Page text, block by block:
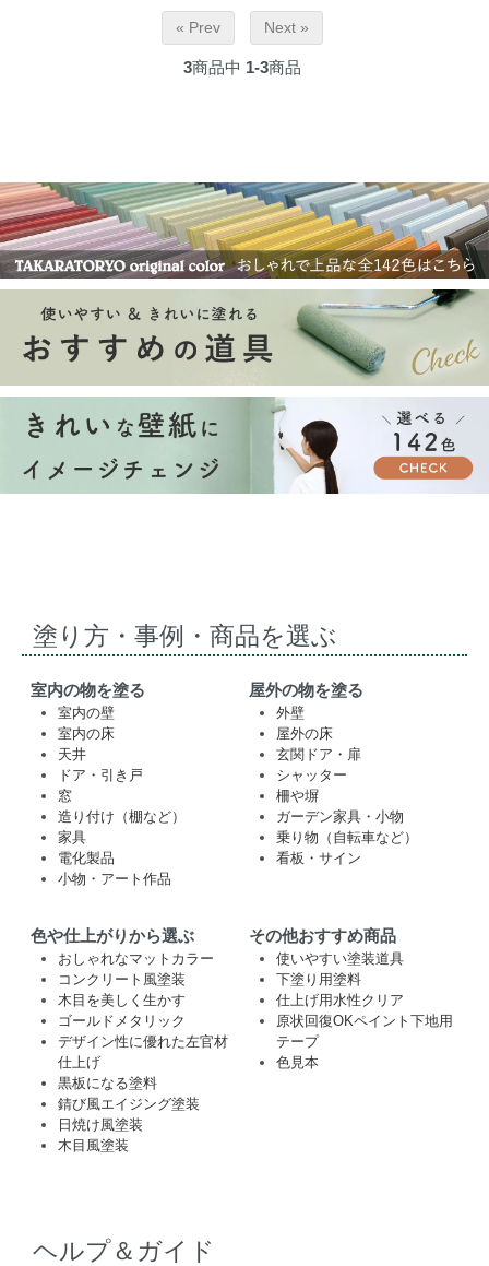
« Prev Next »
3商品中 1-3商品
塗り方・事例・商品を選ぶ
室内の物を塗る
室内の壁
室内の床
天井
ドア・引き戸
窓
造り付け（棚など）
家具
電化製品
小物・アート作品
屋外の物を塗る
外壁
屋外の床
玄関ドア・扉
シャッター
柵や塀
ガーデン家具・小物
乗り物（自転車など）
看板・サイン
色や仕上がりから選ぶ
おしゃれなマットカラー
コンクリート風塗装
木目を美しく生かす
ゴールドメタリック
デザイン性に優れた左官材
仕上げ
黒板になる塗料
錆び風エイジング塗装
日焼け風塗装
木目風塗装
その他おすすめ商品
使いやすい塗装道具
下塗り用塗料
仕上げ用水性クリア
原状回復OKペイント下地用
テープ
色見本
ヘルプ＆ガイド